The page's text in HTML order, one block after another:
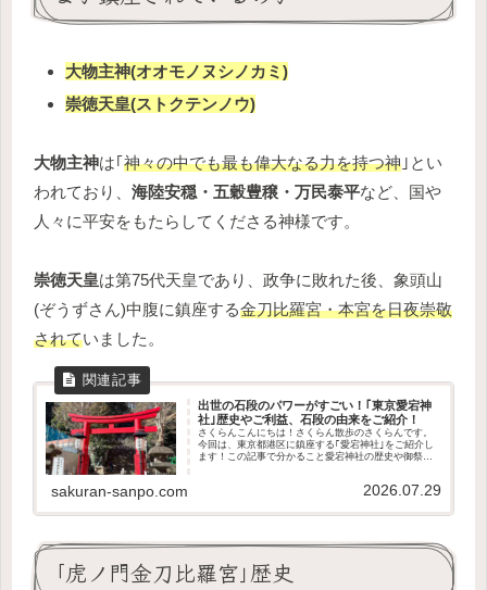
大物主神(オオモノヌシノカミ)
崇徳天皇(ストクテンノウ)
大物主神は｢神々の中でも最も偉大なる力を持つ神 ｣とい
われており、 海陸安穏・五穀豊穣・万民泰平など、国や
人々に平安をもたらしてくださる神様です。
崇徳天皇は第75代天皇であり、政争に敗れた後、象頭山
(ぞうずさん)中腹に鎮座する金刀比羅宮・本宮を日夜崇敬
されていました。
出世の石段のパワーがすごい！｢東京愛宕神
社｣歴史やご利益、石段の由来をご紹介！
さくらんこんにちは！さくらん散歩のさくらんです。
今回は、東京都港区に鎮座する｢愛宕神社｣をご紹介し
ます！この記事で分かること愛宕神社の歴史や御祭神
sakuran-sanpo.com 2026.07.29
｢虎ノ門金刀比羅宮｣歴史